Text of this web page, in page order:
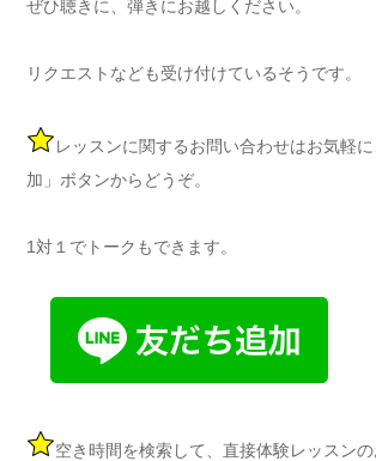
ぜひ聴きに、弾きにお越しください。
リクエストなども受け付けているそうです。
レッスンに関するお問い合わせはお気軽
加」ボタンからどうぞ。
1対１でトークもできます。
空き時間を検索して、直接体験レッスン